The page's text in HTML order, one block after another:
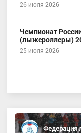
26 июля 2026
Чемпионат
(лыжероллеры)
25 июля 2026
Федерация